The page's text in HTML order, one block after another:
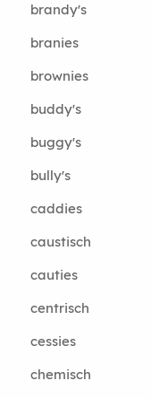
brandy's
branies
brownies
buddy's
buggy's
bully's
caddies
caustisch
cauties
centrisch
cessies
chemisch